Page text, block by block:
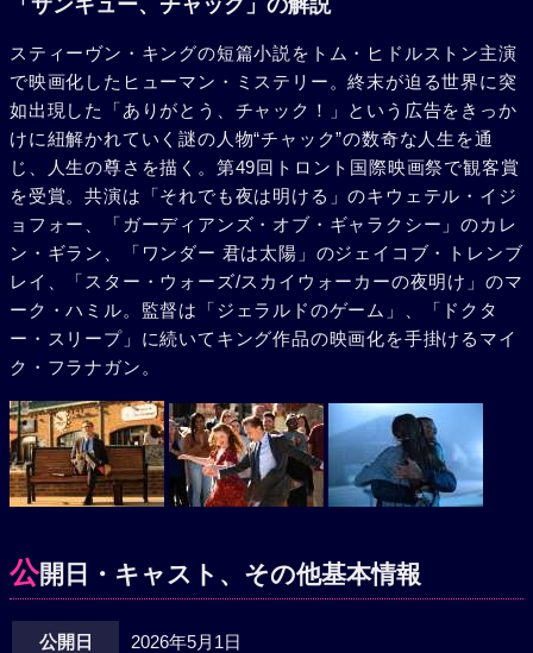
「サンキュー、チャック」の解説
スティーヴン・キングの短篇小説をトム・ヒドルストン主演
で映画化したヒューマン・ミステリー。終末が迫る世界に突
如出現した「ありがとう、チャック！」という広告をきっか
けに紐解かれていく謎の人物“チャック”の数奇な人生を通
じ、人生の尊さを描く。第49回トロント国際映画祭で観客賞
を受賞。共演は「それでも夜は明ける」のキウェテル・イジ
ョフォー、「ガーディアンズ・オブ・ギャラクシー」のカレ
ン・ギラン、「ワンダー 君は太陽」のジェイコブ・トレンブ
レイ、「スター・ウォーズ/スカイウォーカーの夜明け」のマ
ーク・ハミル。監督は「ジェラルドのゲーム」、「ドクタ
ー・スリープ」に続いてキング作品の映画化を手掛けるマイ
ク・フラナガン。
公開日・キャスト、その他基本情報
公開日 2026年5月1日